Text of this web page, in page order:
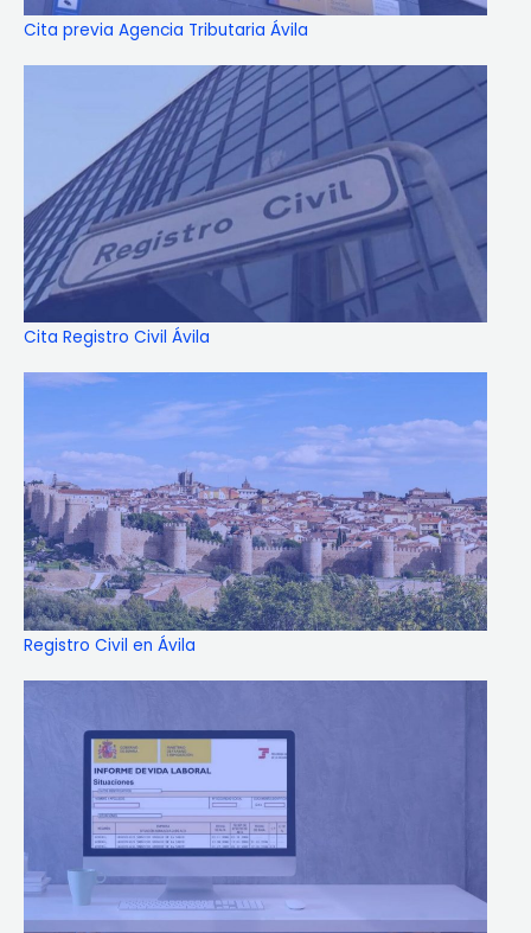
Cita previa Agencia Tributaria Ávila
Cita Registro Civil Ávila
Registro Civil en Ávila